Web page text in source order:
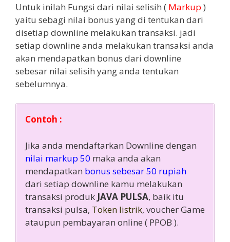
Untuk inilah Fungsi dari nilai selisih ( Markup )
yaitu sebagi nilai bonus yang di tentukan dari
disetiap downline melakukan transaksi. jadi
setiap downline anda melakukan transaksi anda
akan mendapatkan bonus dari downline
sebesar nilai selisih yang anda tentukan
sebelumnya.
Contoh :
Jika anda mendaftarkan Downline dengan
nilai markup 50 maka anda akan
mendapatkan bonus sebesar 50 rupiah
dari setiap downline kamu melakukan
transaksi produk JAVA PULSA, baik itu
transaksi pulsa, Token listrik, voucher Game
ataupun pembayaran online ( PPOB ).